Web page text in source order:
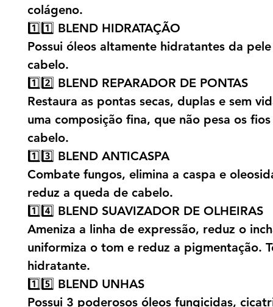
colágeno.
1️⃣1️⃣ BLEND HIDRATAÇÃO
Possui óleos altamente hidratantes da
cabelo.
1️⃣2️⃣ BLEND REPARADOR DE PONTAS
Restaura as pontas secas, duplas e sem
uma composição fina, que não pesa os
cabelo.
1️⃣3️⃣ BLEND ANTICASPA
Combate fungos, elimina a caspa e
reduz a queda de cabelo.
1️⃣4️⃣ BLEND SUAVIZADOR DE OLHEIRAS
Ameniza a linha de expressão, reduz o
uniformiza o tom e reduz a pigmentação.
hidratante.
1️⃣5️⃣ BLEND UNHAS
Possui 3 poderosos óleos fungicidas,